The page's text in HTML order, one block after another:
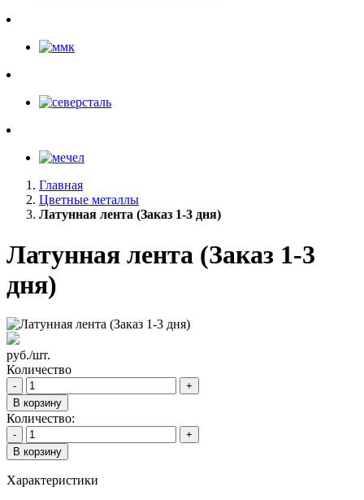
Главная
Цветные металлы
Латунная лента (Заказ 1-3 дня)
Латунная лента (Заказ 1-3
дня)
руб./шт.
Количество
-
+
В корзину
Количество:
-
+
В корзину
Характеристики